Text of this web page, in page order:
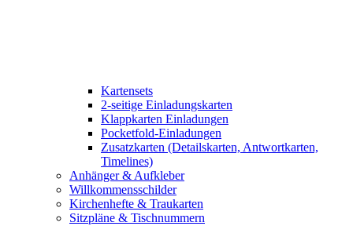
Kartensets
2-seitige Einladungskarten
Klappkarten Einladungen
Pocketfold-Einladungen
Zusatzkarten (Detailskarten, Antwortkarten,
Timelines)
Anhänger & Aufkleber
Willkommensschilder
Kirchenhefte & Traukarten
Sitzpläne & Tischnummern